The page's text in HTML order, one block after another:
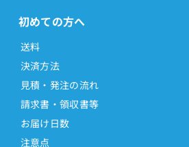
初めての方へ
送料
決済方法
見積・発注の流れ
請求書・領収書等
お届け日数
注意点